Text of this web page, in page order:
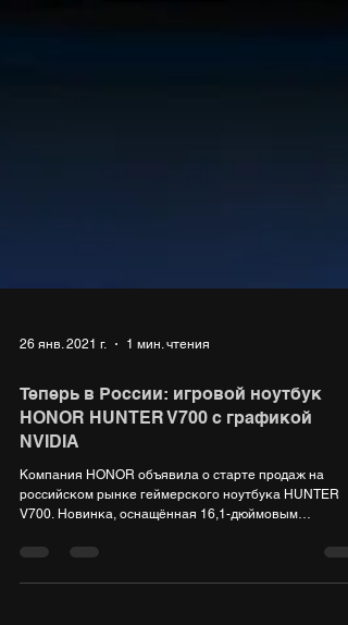
26 янв. 2021 г.
Теперь в России: игровой ноутбук
HONOR HUNTER V700 с графикой
российском рынке геймерского ноутбука HUNTER